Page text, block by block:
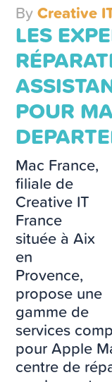
ByCreative
LES
POUR
Mac France,
filiale de
Creative IT
France
située à Aix
en
Provence,
propose une
gamme de
services
pour Apple
centre de